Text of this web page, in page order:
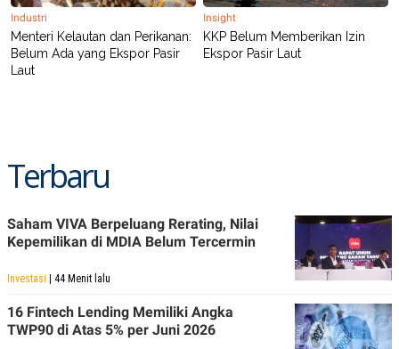
Industri
Menteri Kelautan dan Perikanan:
Belum Ada yang Ekspor Pasir
Laut
Insight
KKP Belum Memberikan Izin
Ekspor Pasir Laut
Terbaru
Saham VIVA Berpeluang Rerating, Nilai
Kepemilikan di MDIA Belum Tercermin
Investasi | 44 Menit lalu
16 Fintech Lending Memiliki Angka
TWP90 di Atas 5% per Juni 2026